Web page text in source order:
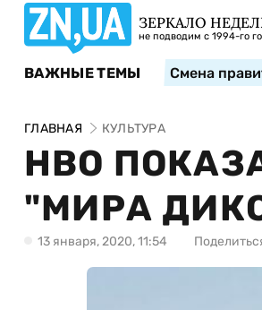
ЗЕРКАЛО
не подводим с 1994-го
ВАЖНЫЕ ТЕМЫ Смена
ГЛАВНАЯ КУЛЬТУРА
НВО
"МИРА
13 января, 2020, 11:54